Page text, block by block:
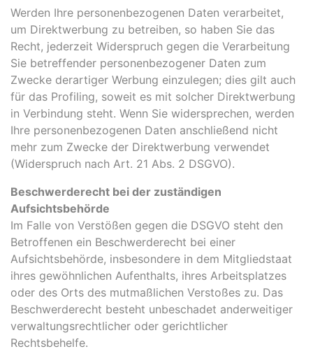
Werden Ihre personenbezogenen Daten verarbeitet,
um Direktwerbung zu betreiben, so haben Sie das
Recht, jederzeit Widerspruch gegen die Verarbeitung
Sie betreffender personenbezogener Daten zum
Zwecke derartiger Werbung einzulegen; dies gilt auch
für das Profiling, soweit es mit solcher Direktwerbung
in Verbindung steht. Wenn Sie widersprechen, werden
Ihre personenbezogenen Daten anschließend nicht
mehr zum Zwecke der Direktwerbung verwendet
(Widerspruch nach Art. 21 Abs. 2 DSGVO).
Beschwerderecht bei der zuständigen
Aufsichtsbehörde
Im Falle von Verstößen gegen die DSGVO steht den
Betroffenen ein Beschwerderecht bei einer
Aufsichtsbehörde, insbesondere in dem Mitgliedstaat
ihres gewöhnlichen Aufenthalts, ihres Arbeitsplatzes
oder des Orts des mutmaßlichen Verstoßes zu. Das
Beschwerderecht besteht unbeschadet anderweitiger
verwaltungsrechtlicher oder gerichtlicher
Rechtsbehelfe.